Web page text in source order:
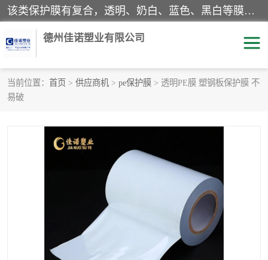
该类保护膜有复合，透明、奶白、蓝色、黑白等膜型。特高粘，高粘，中高粘，中粘，中低粘，低粘等。对于不同的粘力要求有相应的产品相适配。无胶渍残留污染。在较宽的收卷幅度下平整无皱纹，收卷长度大，利于机械化及自动化施工粘贴。为您的产品提供的表面保护解决方案。 产品广泛适用于：铝材、不锈钢、金属、塑料、电子、家电、家具、玻璃、化工材料、装饰材料等。
德州佳诺塑业有限公司
当前位置： 首页 > 供应商机 > pe保护膜 > 透明PE膜 塑钢板保护膜 不
易破
pe保护膜
透明保护膜
乳白保护膜
纯黑保护膜
印字保护膜 彩钢板保护膜